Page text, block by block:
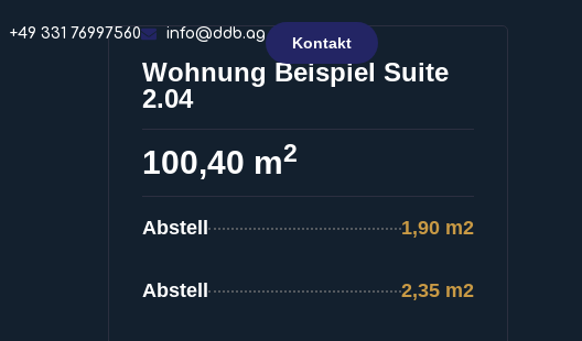
+49 331 76997560 info@ddb.ag
Kontakt
Wohnung Beispiel Suite
2.04
100,40 m2
Abstell 1,90 m2
Abstell 2,35 m2